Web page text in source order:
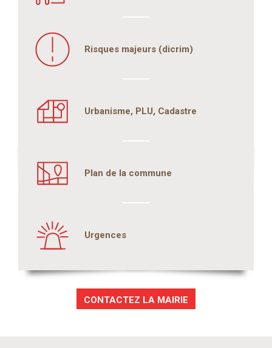
Risques majeurs (dicrim)
Urbanisme, PLU, Cadastre
Plan de la commune
Urgences
CONTACTEZ LA MAIRIE